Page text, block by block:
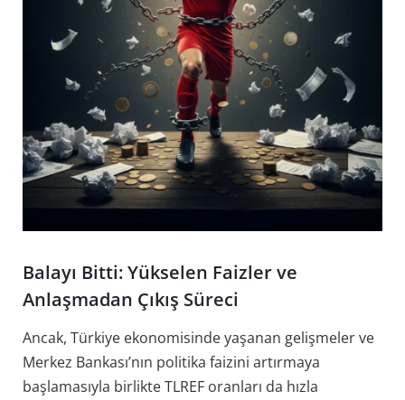
Balayı Bitti: Yükselen Faizler ve
Anlaşmadan Çıkış Süreci
Ancak, Türkiye ekonomisinde yaşanan gelişmeler ve
Merkez Bankası’nın politika faizini artırmaya
başlamasıyla birlikte TLREF oranları da hızla